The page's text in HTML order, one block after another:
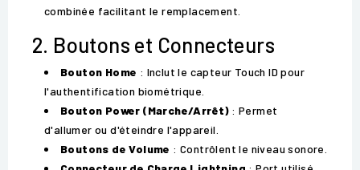
combinée facilitant le remplacement.
2. Boutons et Connecteurs
Bouton Home : Inclut le capteur Touch ID pour
l'authentification biométrique.
Bouton Power (Marche/Arrêt): Permet
d'allumer ou d'éteindre l'appareil.
Boutons de Volume : Contrôlent le niveau sonore.